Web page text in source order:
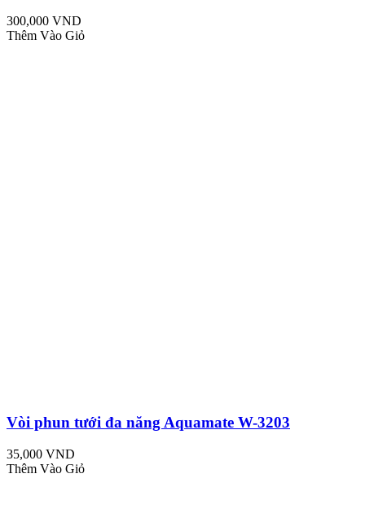
300,000 VND
Thêm Vào Giỏ
Vòi phun tưới đa năng Aquamate W-3203
35,000 VND
Thêm Vào Giỏ